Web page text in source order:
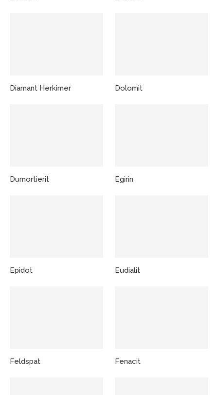
Diamant Herkimer Dolomit
Dumortierit Egirin
Epidot Eudialit
Feldspat Fenacit